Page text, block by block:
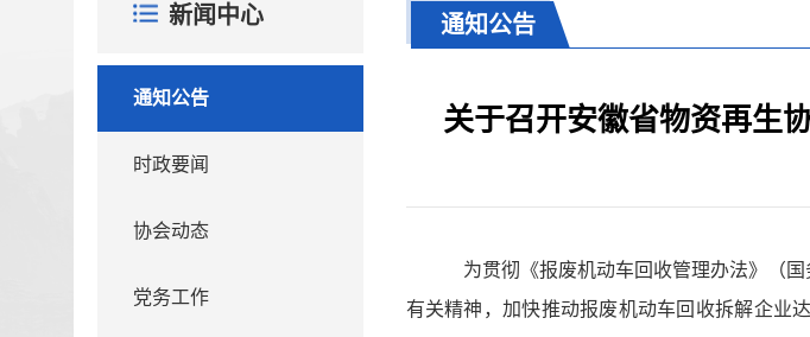
新闻中心
通知公告
时政要闻
协会动态
党务工作
通知公告
关于召开安徽省物资再生
为贯彻《报废机动车回收管理办法》（
有关精神，加快推动报废机动车回收拆解企业